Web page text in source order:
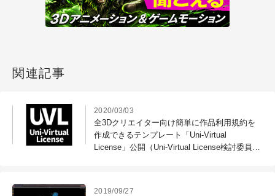
関連記事
2020/03/03
全3Dクリエイター向け簡単に作品利用規約を
作成できるテンプレート「Uni-Virtual
License」公開（Uni-Virtual License検討委員
2019/09/27